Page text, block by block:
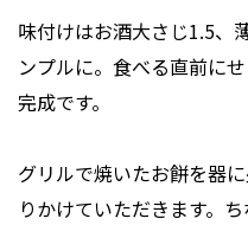
味付けはお酒大さじ1.5、
ンプルに。食べる直前に
完成です。
グリルで焼いたお餅を器
りかけていただきます。